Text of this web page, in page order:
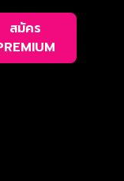
สมัคร